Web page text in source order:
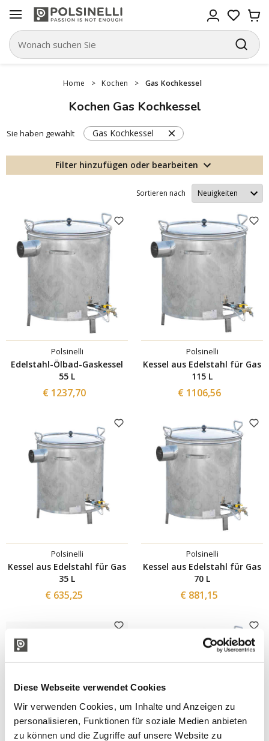
Diese Webseite verwendet Cookies
Wir verwenden Cookies, um Inhalte und Anzeigen zu
personalisieren, Funktionen für soziale Medien anbieten
zu können und die Zugriffe auf unsere Website zu
Home > Kochen > Gas Kochkessel
Kochen Gas Kochkessel
Sie haben gewählt Gas Kochkessel
Filter hinzufügen oder bearbeiten
Sortieren nach
Polsinelli
Edelstahl-Ölbad-Gaskessel
55 L
€ 1237,70
Polsinelli
Kessel aus Edelstahl für Gas
115 L
€ 1106,56
Polsinelli
Kessel aus Edelstahl für Gas
35 L
€ 635,25
Polsinelli
Kessel aus Edelstahl für Gas
70 L
€ 881,15